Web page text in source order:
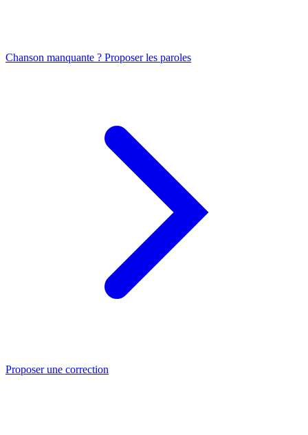
Chanson manquante ? Proposer les paroles
Proposer une correction